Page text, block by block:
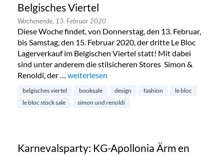
Belgisches Viertel
Wochenende, 13. Februar 2020
Diese Woche findet, von Donnerstag, den 13. Februar,
bis Samstag, den 15. Februar 2020, der dritte Le Bloc
Lagerverkauf im Belgischen Viertel statt! Mit dabei
sind unter anderem die stilsicheren Stores Simon &
Renoldi, der … „Le Bloc Stock Sale bei Simon & Renoldi im
weiterlesen
belgisches viertel booksale design fashion
le bloc
le bloc stock sale
simon und renoldi
Karnevalsparty: KG-Apollonia Ärm en